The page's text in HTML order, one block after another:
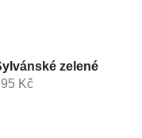
zelené
Kč